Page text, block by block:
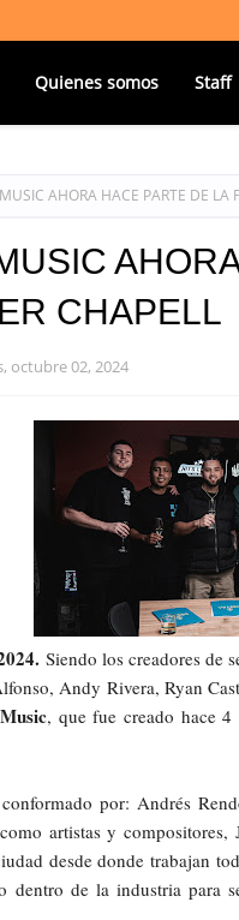
Quienes somos Staff
AHORA HACE PARTE DE LA
CHAPELL
octubre 02, 2024
Siendo los creadores de
Andy Rivera, Ryan
, que fue creado hace
por: Andrés
artistas y
desde donde trabajan
dentro de la industria